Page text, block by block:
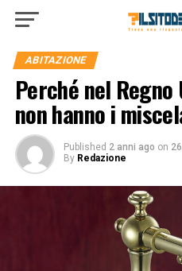
ABITAZIONE
Perché nel
non hanno i
Published 2 anni ago on
By Redazione